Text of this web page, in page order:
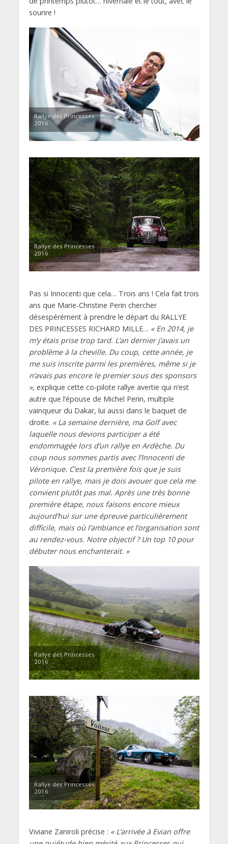
sourire !
Rallye des Princesses
2016
Rallye des Princesses
2016
Pas si Innocenti que cela… Trois ans ! Cela fait trois
ans que Marie-Christine Perin chercher
désespérément à prendre le départ du RALLYE
DES PRINCESSES RICHARD MILLE… « En 2014, je
m’y étais prise trop tard. L’an dernier j’avais un
problème à la cheville. Du coup, cette année, je
me suis inscrite parmi les premières, même si je
n’avais pas encore le premier sous des sponsors
», explique cette co-pilote rallye avertie qui n’est
autre que l’épouse de Michel Perin, multiple
vainqueur du Dakar, lui aussi dans le baquet de
droite. « La semaine dernière, ma Golf avec
laquelle nous devions participer a été
endommagée lors d’un rallye en Ardèche. Du
coup nous sommes partis avec l’Innocenti de
Véronique. C’est la première fois que je suis
pilote en rallye, mais je dois avouer que cela me
convient plutôt pas mal. Après une très bonne
première étape, nous faisons encore mieux
aujourd’hui sur une épreuve particulièrement
difficile, mais où l’ambiance et l’organisation sont
au rendez-vous. Notre objectif ? Un top 10 pour
débuter nous enchanterait. »
Rallye des Princesses
2016
Rallye des Princesses
2016
Viviane Zaniroli précise : « L’arrivée à Evian offre